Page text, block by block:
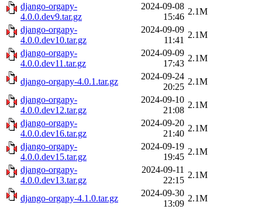
django-orgapy-
4.0.0.dev9.tar.gz
2024-09-08
15:46
2.1M
django-orgapy-
4.0.0.dev10.tar.gz
2024-09-09
11:41
2.1M
django-orgapy-
4.0.0.dev11.tar.gz
2024-09-09
17:43
2.1M
django-orgapy-4.0.1.tar.gz
2024-09-24
20:25
2.1M
django-orgapy-
4.0.0.dev12.tar.gz
2024-09-10
21:08
2.1M
django-orgapy-
4.0.0.dev16.tar.gz
2024-09-20
21:40
2.1M
django-orgapy-
4.0.0.dev15.tar.gz
2024-09-19
19:45
2.1M
django-orgapy-
4.0.0.dev13.tar.gz
2024-09-11
22:15
2.1M
django-orgapy-4.1.0.tar.gz
2024-09-30
13:09
2.1M